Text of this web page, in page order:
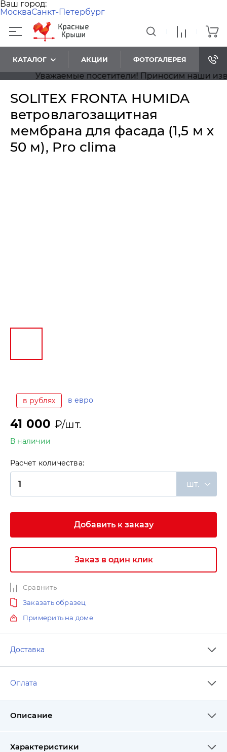
Ваш город:
МоскваСанкт-Петербург
КАТАЛОГ АКЦИИ ФОТОГАЛЕРЕЯ
Уважаемые посетители! Приносим наши
SOLITEX FRONTA HUMIDA
ветровлагозащитная
мембрана для фасада (1,5 м х
50 м), Pro clima
в рублях в евро
41 000 ₽/шт.
В наличии
Расчет количества:
шт.
Добавить к заказу
Заказ в один клик
Сравнить
Заказать образец
Примерить на доме
Доставка
Оплата
Описание
Характеристики